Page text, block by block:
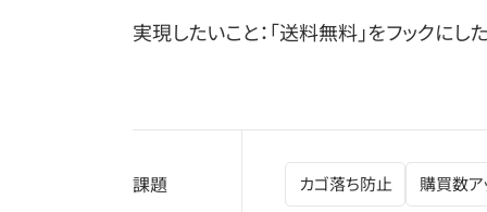
実現したいこと：「送料無料」をフックに
課題 カゴ落ち防止 購買数ア